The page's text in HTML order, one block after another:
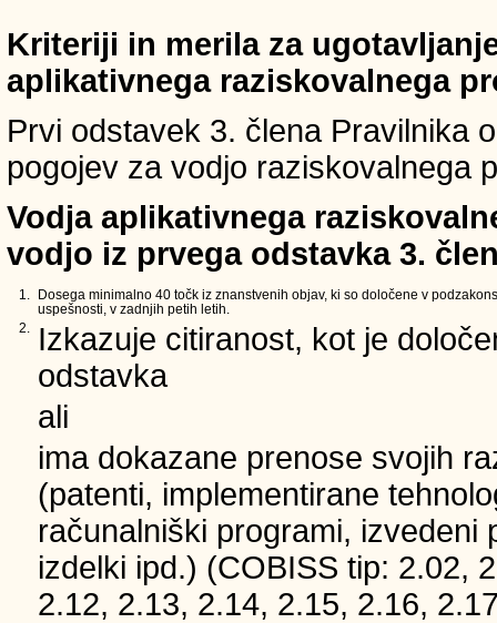
Kriteriji in merila za
aplikativnega raziskovalnega
Prvi odstavek 3. člena Pravilnika
pogojev za vodjo raziskovalnega
Vodja aplikativnega
vodjo iz prvega odstavka 3.
1.
Dosega minimalno 40 točk iz znanstvenih objav, ki so določene v
uspešnosti, v zadnjih petih letih.
2.
Izkazuje citiranost, kot je
odstavka
ali
ima dokazane prenose svojih
(patenti, implementirane
računalniški programi, izvedeni
izdelki ipd.) (COBISS tip: 2.02,
2.12, 2.13, 2.14, 2.15, 2.16,